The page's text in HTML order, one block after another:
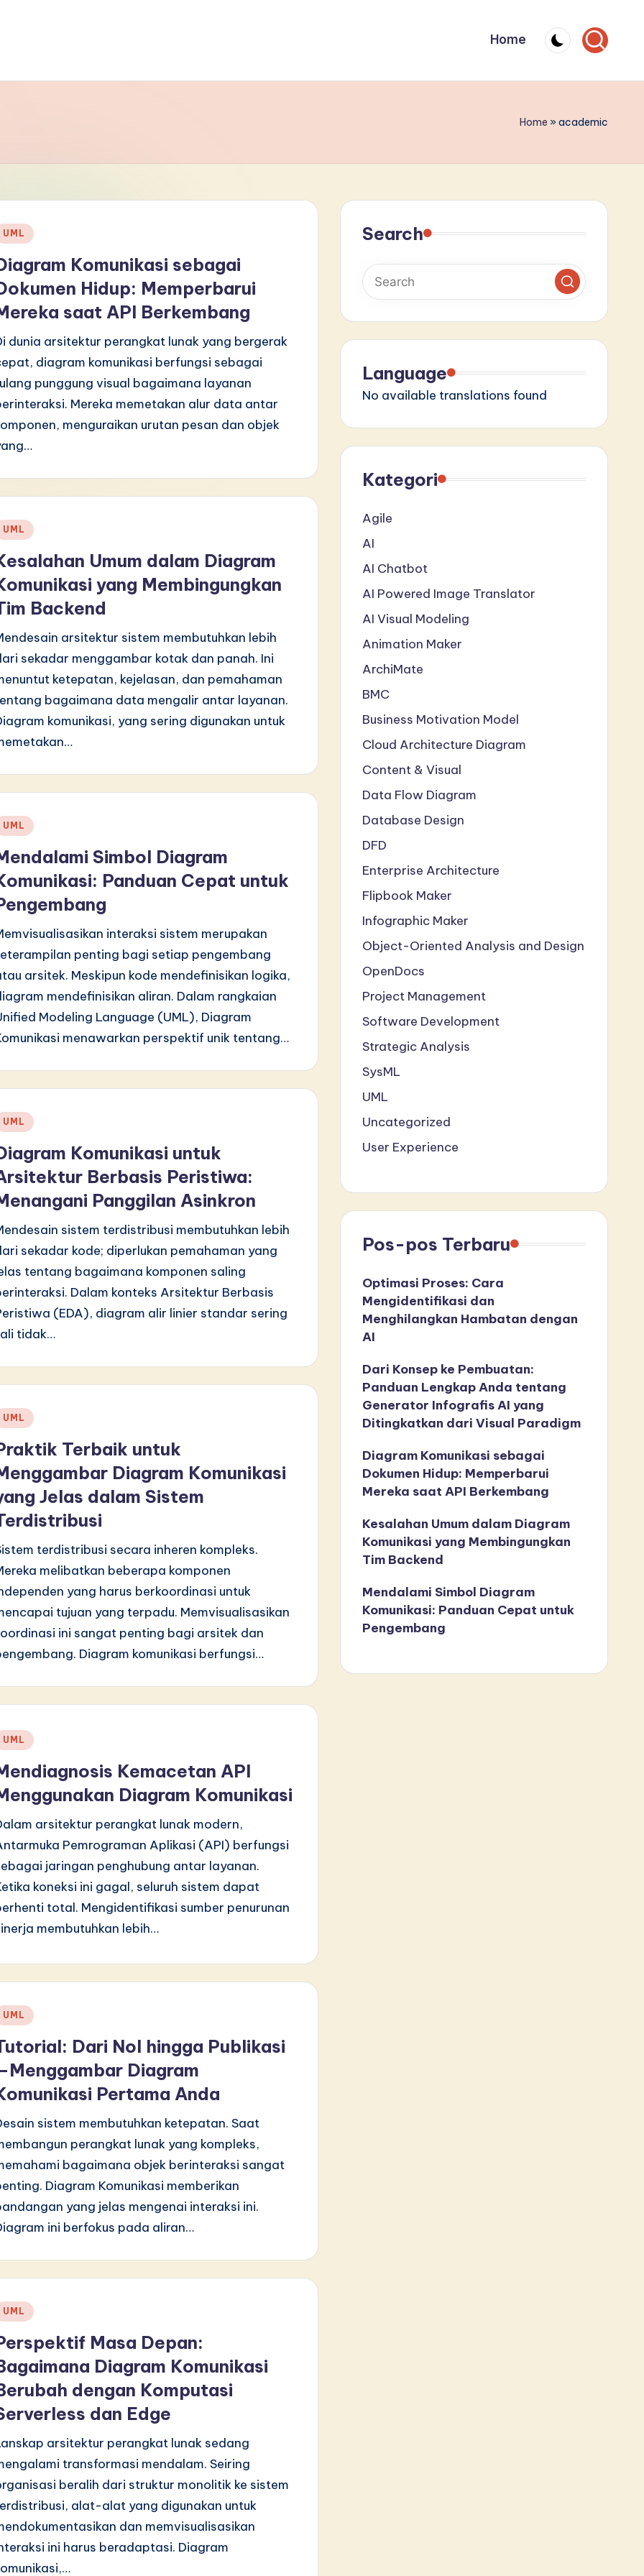
Home
Home »academic
UML
Komunikasi sebagai
Hidup: Memperbarui
saat API Berkembang
dunia arsitektur perangkat lunak yang bergerak
diagram komunikasi berfungsi sebagai
punggung visual bagaimana layanan
Mereka memetakan alur data antar
menguraikan urutan pesan dan objek
UML
Umum dalam Diagram
yang Membingungkan
Backend
arsitektur sistem membutuhkan lebih
sekadar menggambar kotak dan panah. Ini
ketepatan, kejelasan, dan pemahaman
bagaimana data mengalir antar layanan.
komunikasi, yang sering digunakan untuk
UML
Simbol Diagram
Panduan Cepat untuk
interaksi sistem merupakan
penting bagi setiap pengembang
arsitek. Meskipun kode mendefinisikan logika,
mendefinisikan aliran. Dalam rangkaian
Modeling Language (UML), Diagram
menawarkan perspektif unik tentang…
UML
Komunikasi untuk
Berbasis Peristiwa:
Panggilan Asinkron
sistem terdistribusi membutuhkan lebih
sekadar kode; diperlukan pemahaman yang
tentang bagaimana komponen saling
Dalam konteks Arsitektur Berbasis
(EDA), diagram alir linier standar sering
tidak…
UML
Terbaik untuk
Diagram Komunikasi
Jelas dalam Sistem
terdistribusi secara inheren kompleks.
melibatkan beberapa komponen
yang harus berkoordinasi untuk
tujuan yang terpadu. Memvisualisasikan
ini sangat penting bagi arsitek dan
Diagram komunikasi berfungsi…
UML
Kemacetan API
Diagram Komunikasi
arsitektur perangkat lunak modern,
Pemrograman Aplikasi (API) berfungsi
jaringan penghubung antar layanan.
koneksi ini gagal, seluruh sistem dapat
total. Mengidentifikasi sumber penurunan
membutuhkan lebih…
UML
Dari Nol hingga Publikasi
Diagram
Pertama Anda
sistem membutuhkan ketepatan. Saat
perangkat lunak yang kompleks,
bagaimana objek berinteraksi sangat
Diagram Komunikasi memberikan
yang jelas mengenai interaksi ini.
ini berfokus pada aliran…
UML
Masa Depan:
Diagram Komunikasi
dengan Komputasi
dan Edge
arsitektur perangkat lunak sedang
transformasi mendalam. Seiring
beralih dari struktur monolitik ke sistem
alat-alat yang digunakan untuk
dan memvisualisasikan
ini harus beradaptasi. Diagram
Search
Language
No available translations found
Kategori
Agile
AI
AI Chatbot
AI Powered Image Translator
AI Visual Modeling
Animation Maker
ArchiMate
BMC
Business Motivation Model
Cloud Architecture Diagram
Content & Visual
Data Flow Diagram
Database Design
DFD
Enterprise Architecture
Flipbook Maker
Infographic Maker
Object-Oriented Analysis and Design
OpenDocs
Project Management
Software Development
Strategic Analysis
SysML
UML
Uncategorized
User Experience
Pos-pos Terbaru
Optimasi Proses: Cara
Mengidentifikasi dan
Menghilangkan Hambatan dengan
AI
Dari Konsep ke Pembuatan:
Panduan Lengkap Anda tentang
Generator Infografis AI yang
Ditingkatkan dari Visual Paradigm
Diagram Komunikasi sebagai
Dokumen Hidup: Memperbarui
Mereka saat API Berkembang
Kesalahan Umum dalam Diagram
Komunikasi yang Membingungkan
Tim Backend
Mendalami Simbol Diagram
Komunikasi: Panduan Cepat untuk
Pengembang